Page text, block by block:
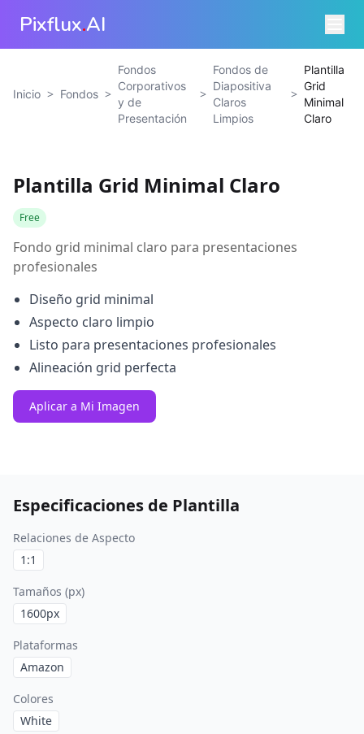
Pixflux.AI
Inicio > Fondos >
Fondos
Corporativos
y de
Presentación
>
Fondos de
Diapositiva
Claros
Limpios
>
Plantilla
Grid
Minimal
Claro
Plantilla Grid Minimal Claro
Free
Fondo grid minimal claro para presentaciones
profesionales
Diseño grid minimal
Aspecto claro limpio
Listo para presentaciones profesionales
Alineación grid perfecta
Aplicar a Mi Imagen
Especificaciones de Plantilla
Relaciones de Aspecto
1:1
Tamaños (px)
1600px
Plataformas
Amazon
Colores
White